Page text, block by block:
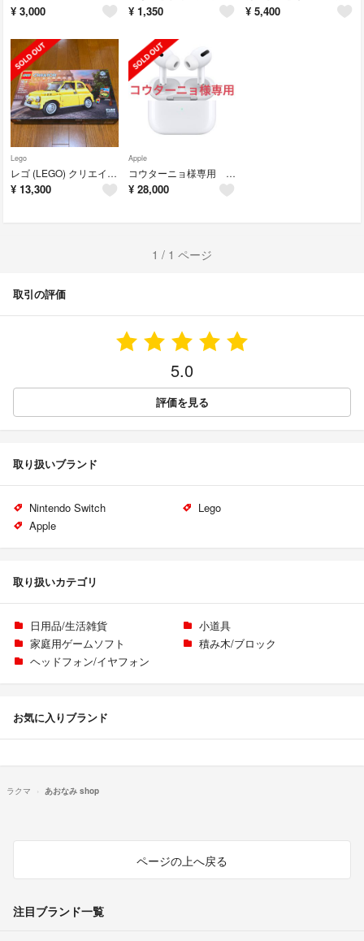
¥ 3,000 ¥ 1,350 ¥ 5,400
Lego
レゴ (LEGO) クリエイター エキスパート フィアット500 10271
¥ 13,300
Apple
コウターニョ様専用 Apple AirPods Pro
¥ 28,000
1 / 1 ページ
取引の評価
5.0
評価を見る
取り扱いブランド
Nintendo Switch
Lego
Apple
取り扱いカテゴリ
日用品/生活雑貨
小道具
家庭用ゲームソフト
積み木/ブロック
ヘッドフォン/イヤフォン
お気に入りブランド
ラクマ あおなみ shop
ページの上へ戻る
注目ブランド一覧